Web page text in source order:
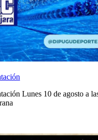
Lunes 10 de agosto a